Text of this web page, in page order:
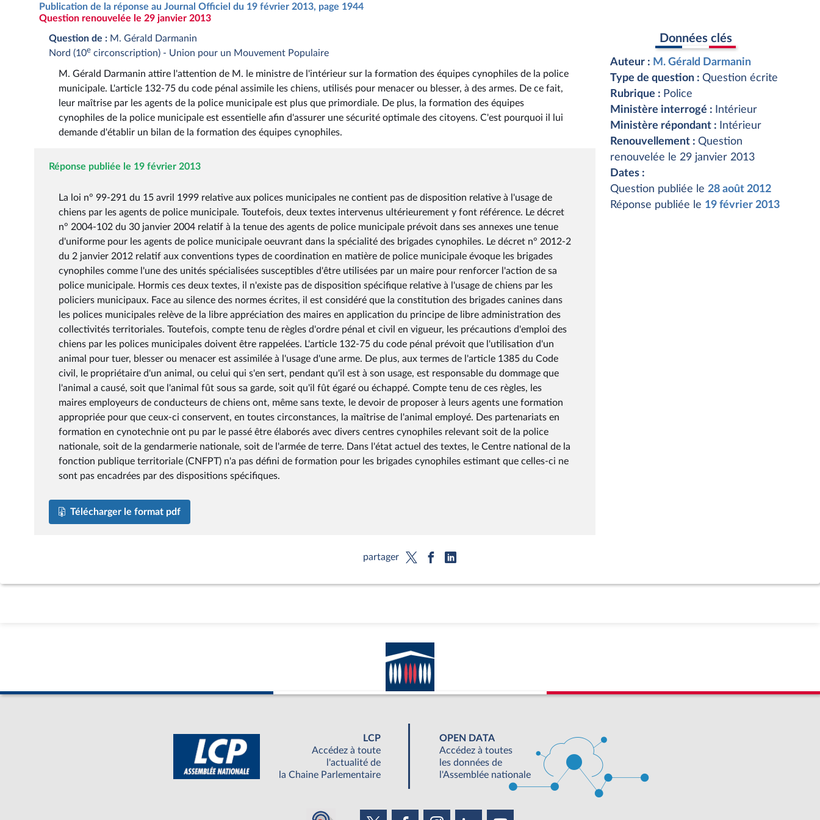
Publication de la réponse au Journal Officiel du 19 février 2013, page 1944
Question renouvelée le 29 janvier 2013
Question de : M. Gérald Darmanin
Nord (10e circonscription) - Union pour un Mouvement Populaire
M. Gérald Darmanin attire l'attention de M. le ministre de l'intérieur sur la formation des équipes cynophiles de la police
municipale. L'article 132-75 du code pénal assimile les chiens, utilisés pour menacer ou blesser, à des armes. De ce fait,
leur maîtrise par les agents de la police municipale est plus que primordiale. De plus, la formation des équipes
cynophiles de la police municipale est essentielle afin d'assurer une sécurité optimale des citoyens. C'est pourquoi il lui
demande d'établir un bilan de la formation des équipes cynophiles.
Réponse publiée le 19 février 2013
La loi n° 99-291 du 15 avril 1999 relative aux polices municipales ne contient pas de disposition relative à l'usage de
chiens par les agents de police municipale. Toutefois, deux textes intervenus ultérieurement y font référence. Le décret
n° 2004-102 du 30 janvier 2004 relatif à la tenue des agents de police municipale prévoit dans ses annexes une tenue
d'uniforme pour les agents de police municipale oeuvrant dans la spécialité des brigades cynophiles. Le décret n° 2012-2
du 2 janvier 2012 relatif aux conventions types de coordination en matière de police municipale évoque les brigades
cynophiles comme l'une des unités spécialisées susceptibles d'être utilisées par un maire pour renforcer l'action de sa
police municipale. Hormis ces deux textes, il n'existe pas de disposition spécifique relative à l'usage de chiens par les
policiers municipaux. Face au silence des normes écrites, il est considéré que la constitution des brigades canines dans
les polices municipales relève de la libre appréciation des maires en application du principe de libre administration des
collectivités territoriales. Toutefois, compte tenu de règles d'ordre pénal et civil en vigueur, les précautions d'emploi des
chiens par les polices municipales doivent être rappelées. L'article 132-75 du code pénal prévoit que l'utilisation d'un
animal pour tuer, blesser ou menacer est assimilée à l'usage d'une arme. De plus, aux termes de l'article 1385 du Code
civil, le propriétaire d'un animal, ou celui qui s'en sert, pendant qu'il est à son usage, est responsable du dommage que
l'animal a causé, soit que l'animal fût sous sa garde, soit qu'il fût égaré ou échappé. Compte tenu de ces règles, les
maires employeurs de conducteurs de chiens ont, même sans texte, le devoir de proposer à leurs agents une formation
appropriée pour que ceux-ci conservent, en toutes circonstances, la maîtrise de l'animal employé. Des partenariats en
formation en cynotechnie ont pu par le passé être élaborés avec divers centres cynophiles relevant soit de la police
nationale, soit de la gendarmerie nationale, soit de l'armée de terre. Dans l'état actuel des textes, le Centre national de la
fonction publique territoriale (CNFPT) n'a pas défini de formation pour les brigades cynophiles estimant que celles-ci ne
sont pas encadrées par des dispositions spécifiques.
Télécharger le format pdf
Données clés
Auteur : M. Gérald Darmanin
Type de question : Question écrite
Rubrique : Police
Ministère interrogé :
Intérieur
Ministère répondant :
Intérieur
Renouvellement : Question
renouvelée le 29 janvier 2013
Dates :
Question publiée le 28 août 2012
Réponse publiée le 19 février 2013
partager
LCP
Accédez à toute
l'actualité de
la Chaine Parlementaire
OPEN DATA
Accédez à toutes
les données de
l'Assemblée nationale